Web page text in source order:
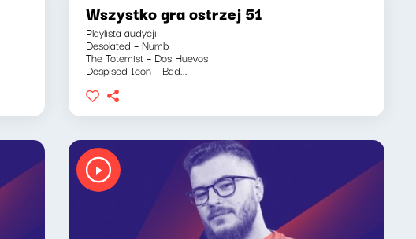
Wszystko gra ostrzej 51
Playlista audycji:
Desolated – Numb
The Totemist – Dos Huevos
Despised Icon – Bad...